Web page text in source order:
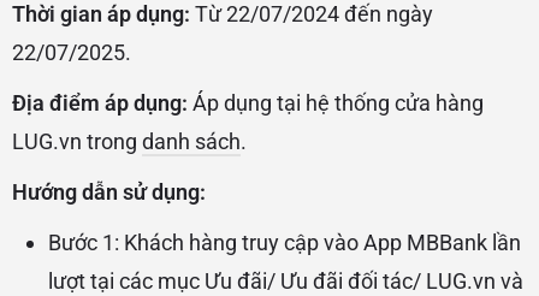
Thời gian áp dụng: Từ 22/07/2024 đến ngày
22/07/2025.
Địa điểm áp dụng: Áp dụng tại hệ thống cửa hàng
LUG.vn trong danh sách.
Hướng dẫn sử dụng:
Bước 1: Khách hàng truy cập vào App MBBank lần
lượt tại các mục Ưu đãi/ Ưu đãi đối tác/ LUG.vn và